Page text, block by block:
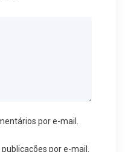
por e-mail.
por e-mail.